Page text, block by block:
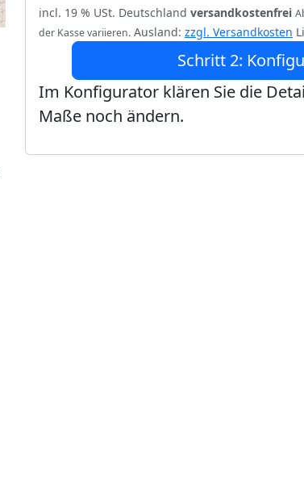
incl. 19 % USt. Deutschland versandkostenfrei
der Kasse variieren. Ausland: zzgl. Versandkosten
Schritt 2:
Im Konfigurator klären Sie die
Maße noch ändern.